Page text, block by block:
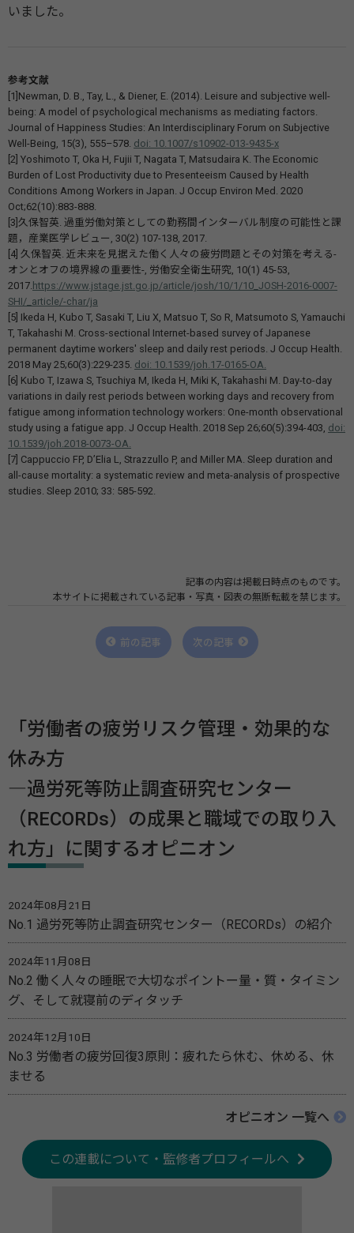
いました。
参考文献
[1]Newman, D. B., Tay, L., & Diener, E. (2014). Leisure and subjective well-
being: A model of psychological mechanisms as mediating factors.
Journal of Happiness Studies: An Interdisciplinary Forum on Subjective
Well-Being, 15(3), 555–578. doi: 10.1007/s10902-013-9435-x
[2] Yoshimoto T, Oka H, Fujii T, Nagata T, Matsudaira K. The Economic
Burden of Lost Productivity due to Presenteeism Caused by Health
Conditions Among Workers in Japan. J Occup Environ Med. 2020
Oct;62(10):883-888.
[3]久保智英. 過重労働対策としての勤務間インターバル制度の可能性と課
題，産業医学レビュー, 30(2) 107-138, 2017.
[4] 久保智英. 近未来を見据えた働く人々の疲労問題とその対策を考える-
オンとオフの境界線の重要性-, 労働安全衛生研究, 10(1) 45-53,
2017. https://www.jstage.jst.go.jp/article/josh/10/1/10_JOSH-2016-0007-
SHI/_article/-char/ja
[5] Ikeda H, Kubo T, Sasaki T, Liu X, Matsuo T, So R, Matsumoto S, Yamauchi
T, Takahashi M. Cross-sectional Internet-based survey of Japanese
permanent daytime workers' sleep and daily rest periods. J Occup Health.
2018 May 25;60(3):229-235. doi: 10.1539/joh.17-0165-OA.
[6] Kubo T, Izawa S, Tsuchiya M, Ikeda H, Miki K, Takahashi M. Day-to-day
variations in daily rest periods between working days and recovery from
fatigue among information technology workers: One-month observational
study using a fatigue app. J Occup Health. 2018 Sep 26;60(5):394-403, doi:
10.1539/joh.2018-0073-OA.
[7] Cappuccio FP, D’Elia L, Strazzullo P, and Miller MA. Sleep duration and
all-cause mortality: a systematic review and meta-analysis of prospective
studies. Sleep 2010; 33: 585-592.
記事の内容は掲載日時点のものです。
本サイトに掲載されている記事・写真・図表の無断転載を禁じます。
前の記事 次の記事
「労働者の疲労リスク管理・効果的な
休み方
―過労死等防止調査研究センター
（RECORDs）の成果と職域での取り入
れ方」に関するオピニオン
2024年08月21日
No.1 過労死等防止調査研究センター（RECORDs）の紹介
2024年11月08日
No.2 働く人々の睡眠で大切なポイントー量・質・タイミン
グ、そして就寝前のディタッチ
2024年12月10日
No.3 労働者の疲労回復3原則：疲れたら休む、休める、休
ませる
オピニオン 一覧へ
この連載について・監修者プロフィールへ